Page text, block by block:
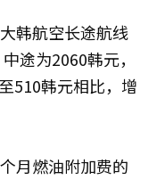
韩航空长途航线
途为2060韩元，
510韩元相比，增
月燃油附加费的